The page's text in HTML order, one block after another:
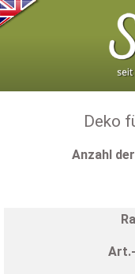
Deko
Anzahl